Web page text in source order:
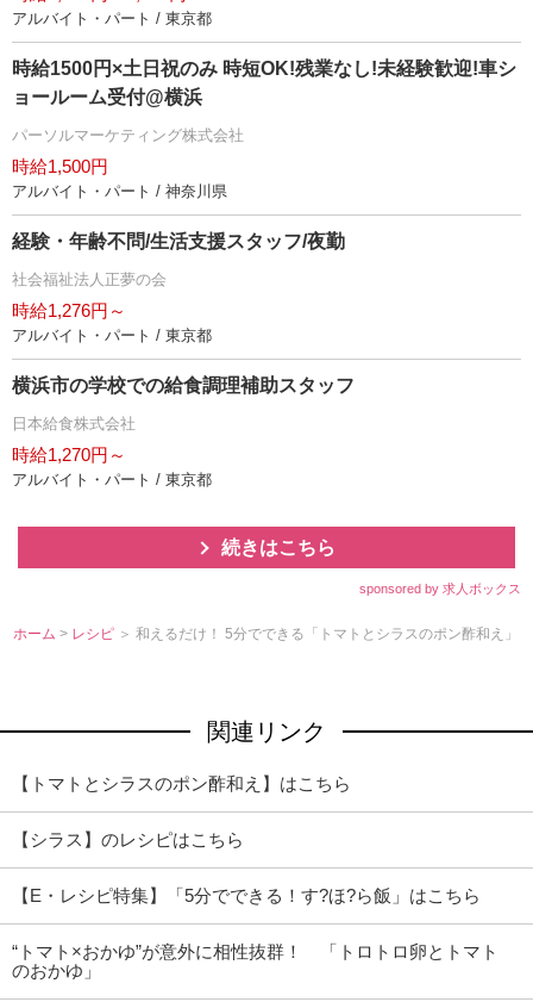
アルバイト・パート / 東京都
時給1500円×土日祝のみ 時短OK!残業なし!未経験歓迎!車シ
ョールーム受付@横浜
パーソルマーケティング株式会社
時給1,500円
アルバイト・パート / 神奈川県
経験・年齢不問/生活支援スタッフ/夜勤
社会福祉法人正夢の会
時給1,276円～
アルバイト・パート / 東京都
横浜市の学校での給食調理補助スタッフ
日本給食株式会社
時給1,270円～
アルバイト・パート / 東京都
続きはこちら
sponsored by 求人ボックス
ホーム > レシピ ＞ 和えるだけ！ 5分でできる「トマトとシラスのポン酢和え」
関連リンク
【トマトとシラスのポン酢和え】はこちら
【シラス】のレシピはこちら
【E・レシピ特集】「5分でできる！す?ほ?ら飯」はこちら
“トマト×おかゆ”が意外に相性抜群！ 「トロトロ卵とトマト
のおかゆ」